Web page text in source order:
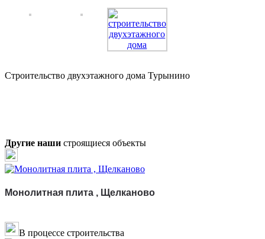
Строительство двухэтажного дома Турынино
Другие наши строящиеся объекты
Монолитная плита , Щелканово
В процессе строительства